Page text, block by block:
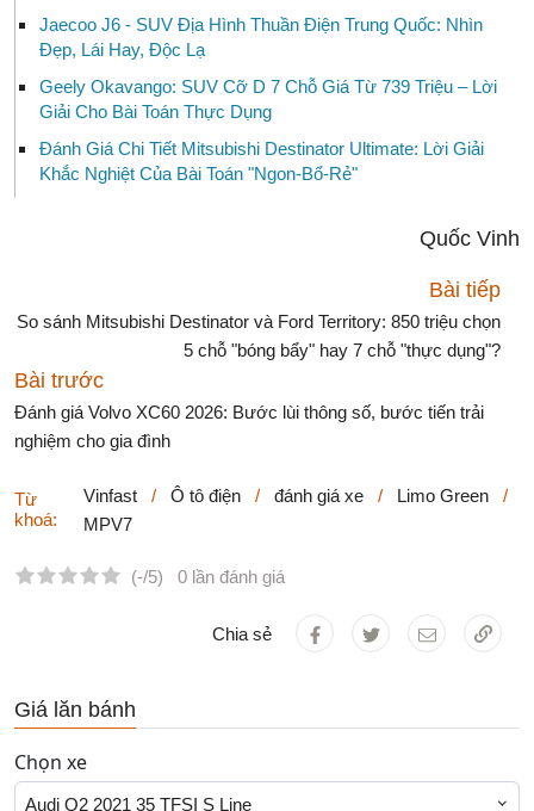
Jaecoo J6 - SUV Địa Hình Thuần Điện Trung Quốc: Nhìn
Đẹp, Lái Hay, Độc Lạ
Geely Okavango: SUV Cỡ D 7 Chỗ Giá Từ 739 Triệu – Lời
Giải Cho Bài Toán Thực Dụng
Đánh Giá Chi Tiết Mitsubishi Destinator Ultimate: Lời Giải
Khắc Nghiệt Của Bài Toán "Ngon-Bổ-Rẻ"
Quốc Vinh
Bài tiếp
So sánh Mitsubishi Destinator và Ford Territory: 850 triệu chọn
5 chỗ "bóng bẩy" hay 7 chỗ "thực dụng"?
Bài trước
Đánh giá Volvo XC60 2026: Bước lùi thông số, bước tiến trải
nghiệm cho gia đình
Từ
khoá:
Vinfast / Ô tô điện / đánh giá xe / Limo Green
/
MPV7
(-/5) 0 lần đánh giá
Chia sẻ
Giá lăn bánh
Chọn xe
Audi Q2 2021 35 TFSI S Line